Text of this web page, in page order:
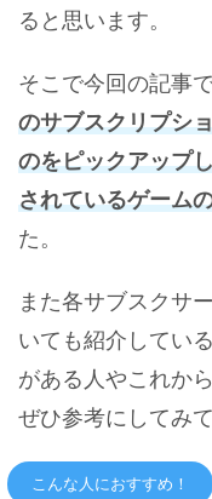
ると思います。
そこで今回の記事で
のサブスクリプシ
のをピックアップ
されているゲーム
た。
また各サブスクサ
いても紹介してい
がある人やこれか
ぜひ参考にしてみ
こんな人におすすめ！